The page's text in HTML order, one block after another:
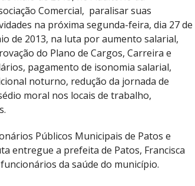
Comercial, paralisar suas
na próxima segunda-feira, dia 27 de
de 2013, na luta por aumento salarial,
do Plano de Cargos, Carreira e
pagamento de isonomia salarial,
noturno, redução da jornada de
moral nos locais de trabalho,
Públicos Municipais de Patos e
entregue a prefeita de Patos, Francisca
da saúde do município.